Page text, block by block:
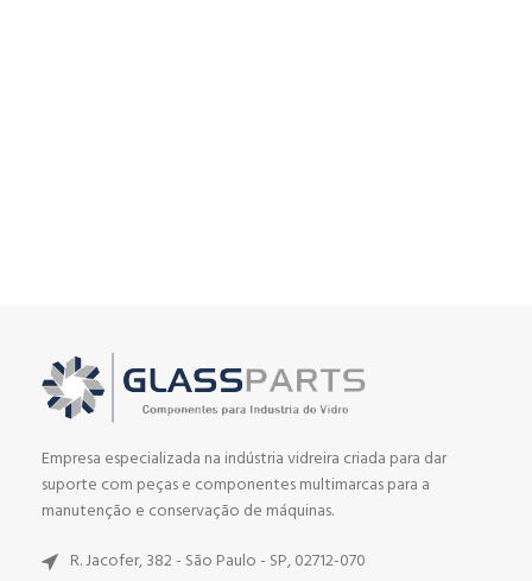
Empresa especializada na indústria vidreira criada para dar
suporte com peças e componentes multimarcas para a
manutenção e conservação de máquinas.
R. Jacofer, 382 - São Paulo - SP, 02712-070